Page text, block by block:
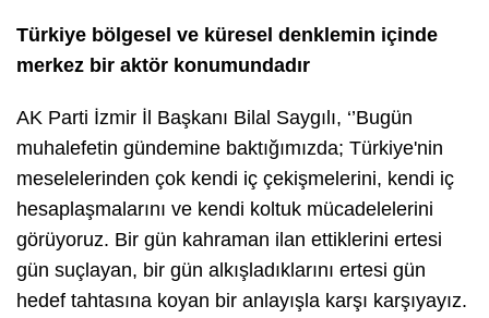
Türkiye bölgesel ve küresel denklemin içinde
merkez bir aktör konumundadır
AK Parti İzmir İl Başkanı Bilal Saygılı, ‘’Bugün
muhalefetin gündemine baktığımızda; Türkiye'nin
meselelerinden çok kendi iç çekişmelerini, kendi iç
hesaplaşmalarını ve kendi koltuk mücadelelerini
görüyoruz. Bir gün kahraman ilan ettiklerini ertesi
gün suçlayan, bir gün alkışladıklarını ertesi gün
hedef tahtasına koyan bir anlayışla karşı karşıyayız.